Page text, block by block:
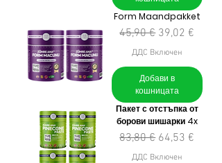
Form Maandpakket
Редовна цена
45,90 € Продажна
39,02 €
ДДС Включен
Добави в
кошницата
Пакет с отстъпка от
борови шишарки 4x
Редовна цена
83,80 € Продажна
64,53 €
ДДС Включен